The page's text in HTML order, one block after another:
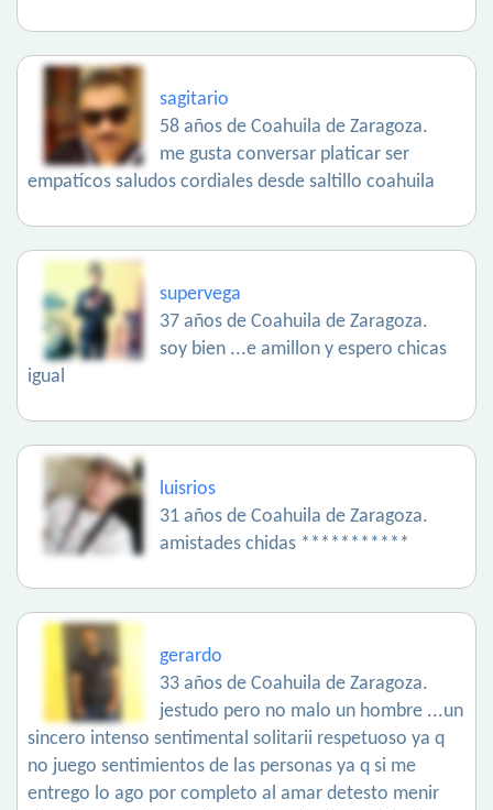
sagitario
58 años de Coahuila de Zaragoza.
me gusta conversar platicar ser
empatícos saludos cordiales desde saltillo coahuila
supervega
37 años de Coahuila de Zaragoza.
soy bien ...e amillon y espero chicas
igual
luisrios
31 años de Coahuila de Zaragoza.
amistades chidas ***********
gerardo
33 años de Coahuila de Zaragoza.
jestudo pero no malo un hombre ...un
sincero intenso sentimental solitarii respetuoso ya q
no juego sentimientos de las personas ya q si me
entrego lo ago por completo al amar detesto menir